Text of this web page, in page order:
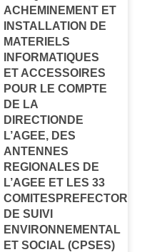
ACHEMINEMENT ET
INSTALLATION DE
MATERIELS
INFORMATIQUES
ET ACCESSOIRES
POUR LE COMPTE
DE LA
DIRECTIONDE
L’AGEE, DES
ANTENNES
REGIONALES DE
L’AGEE ET LES 33
DE SUIVI
ENVIRONNEMENTAL
ET SOCIAL (CPSES)